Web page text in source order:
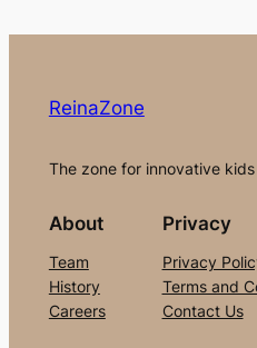
ReinaZone
The zone for innovative
About
Team
History
Careers
Privacy
Privacy
Terms and
Contact Us